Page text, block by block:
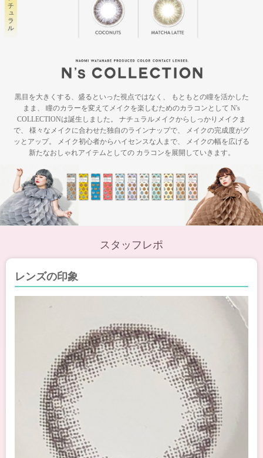
黒目を大きくする、盛るといった視点ではなく、 もともとの瞳を活かした
まま、 瞳のカラーを変えてメイクを楽しむためのカラコンとして N's
COLLECTIONは誕生しました。 ナチュラルメイクからしっかりメイクま
で、 様々なメイクに合わせた独自のラインナップで、 メイクの完成度がグ
ッとアップ。 メイク初心者からハイセンスな人まで、 メイクの幅を広げる
新たなおしゃれアイテムとしての カラコンを展開していきます。
スタッフレポ
レンズの印象